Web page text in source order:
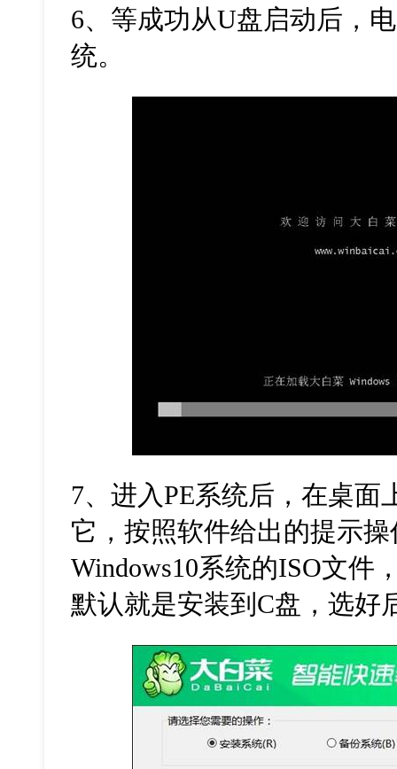
6、等成功从U盘启动后，
统。
7、进入PE系统后，在桌面
它，按照软件给出的提示
Windows10系统的ISO文件
默认就是安装到C盘，选好